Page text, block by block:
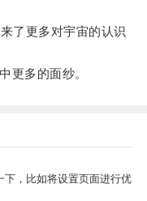
了更多对宇宙的认识
多的面纱。
下，比如将设置页面进行优